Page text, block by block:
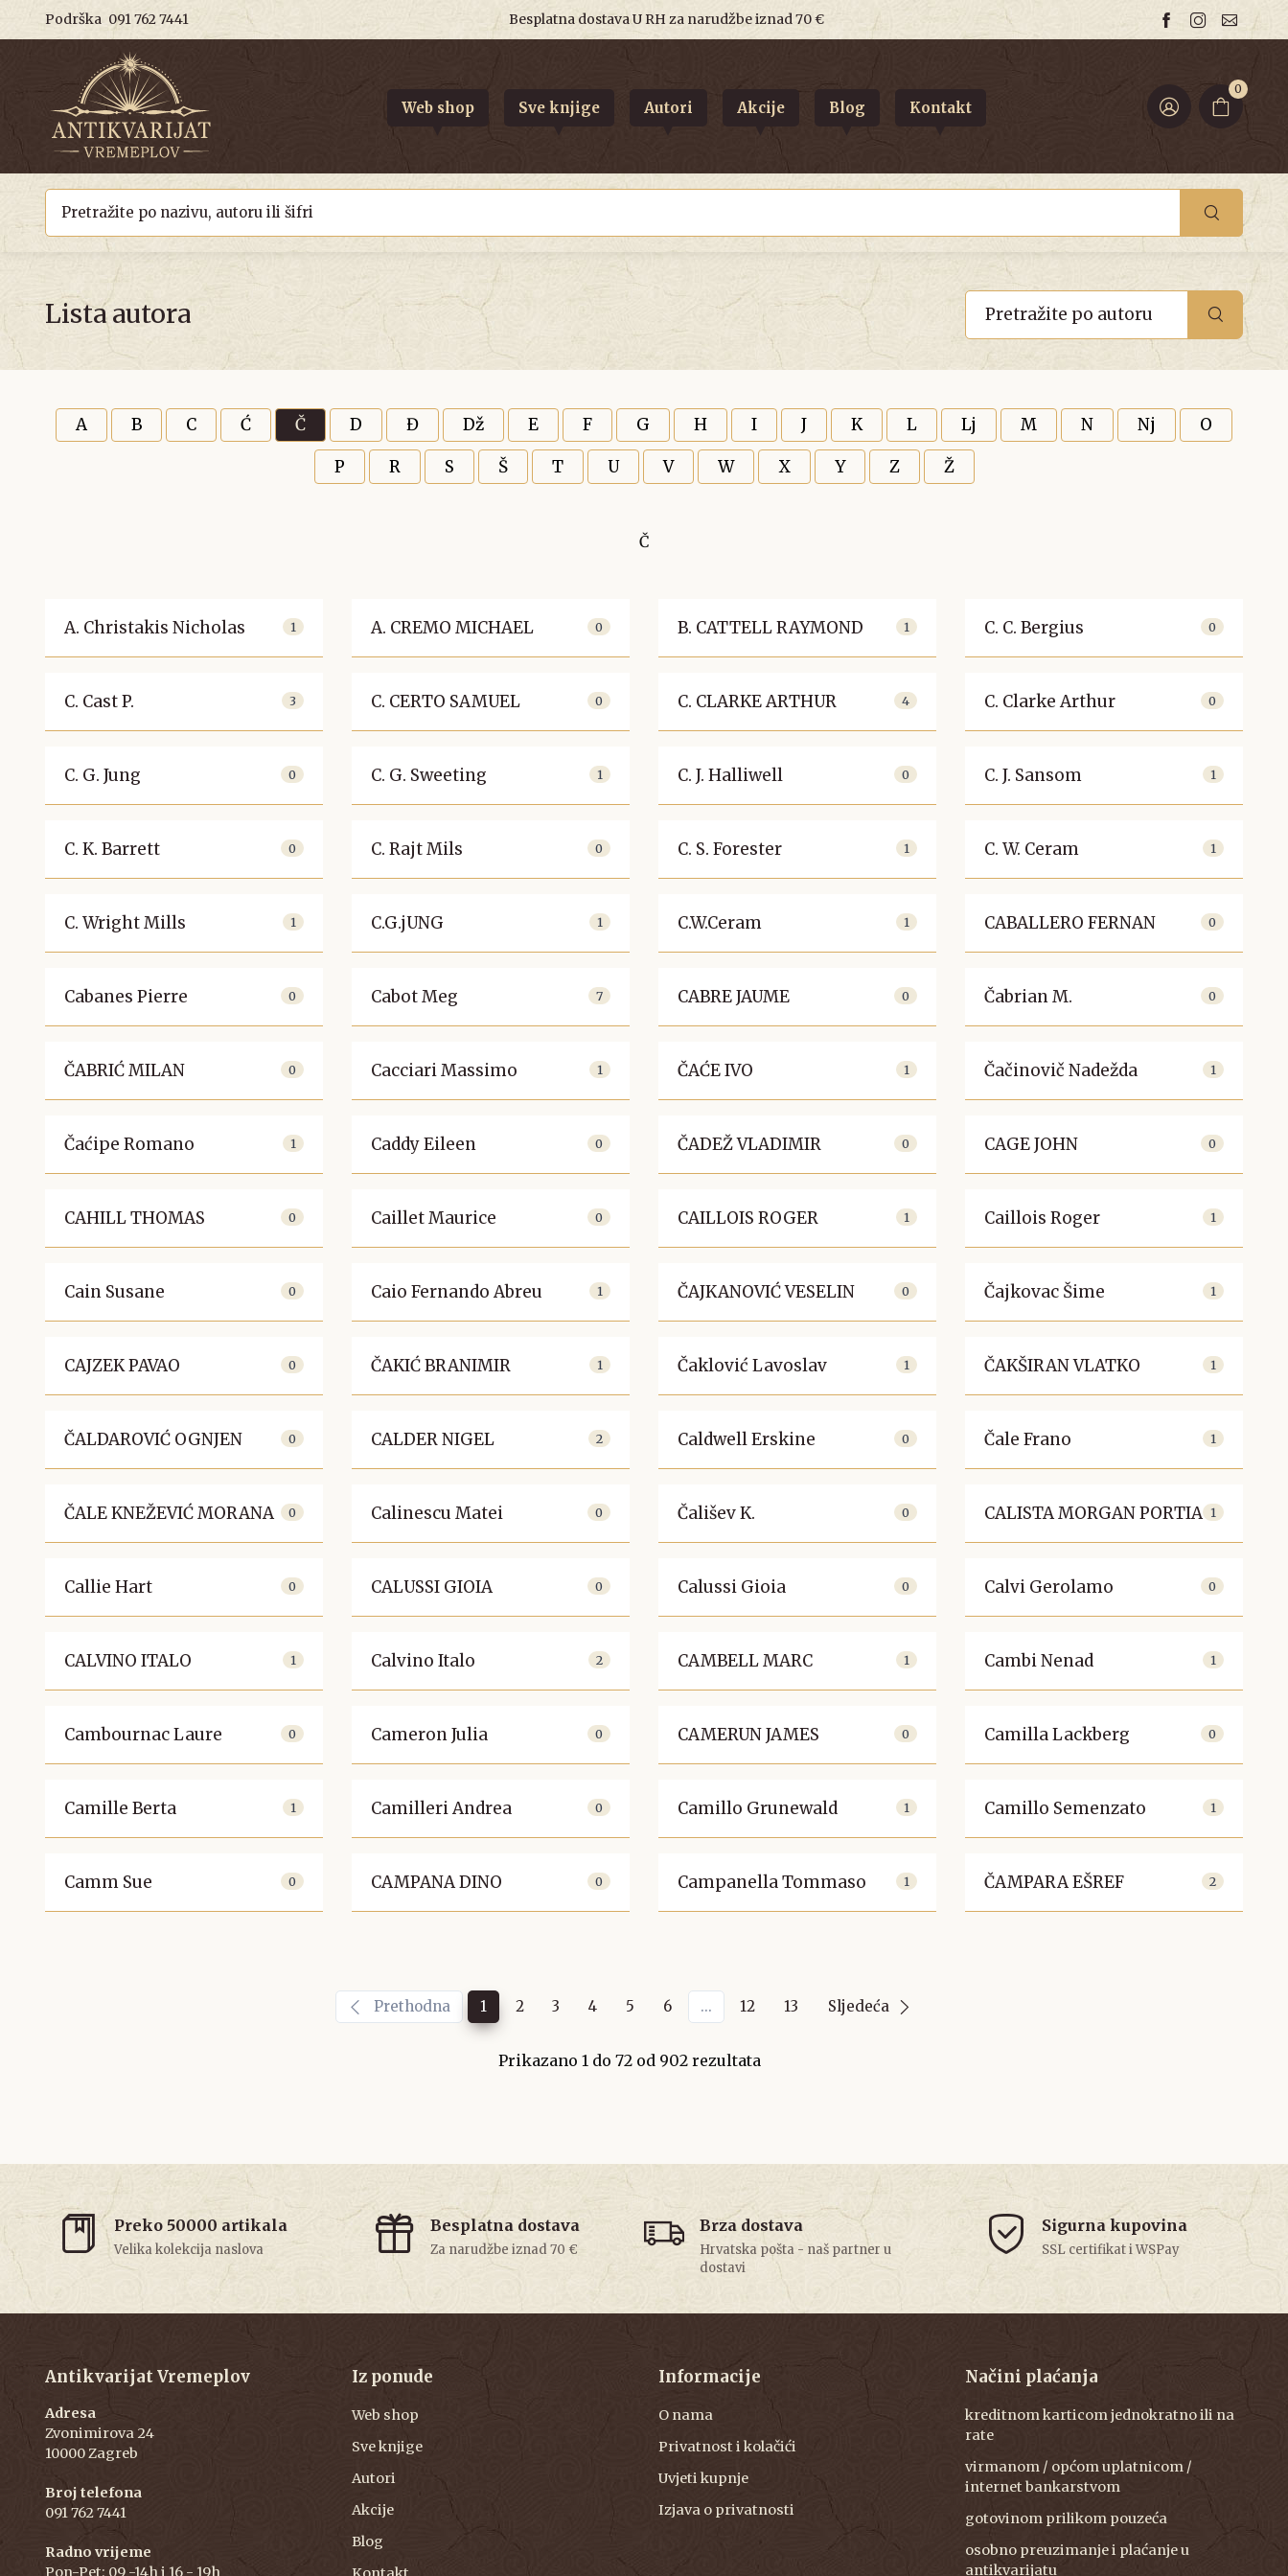
Podrška 091 762 7441 Besplatna dostava U RH za narudžbe iznad 70 €
0
Web shop Sve knjige Autori Akcije Blog Kontakt
Lista autora
A B C Ć Č D Đ Dž E F G H I J K L Lj M N Nj
O
P
R S Š T U V W X Y Z Ž
Č
A. Christakis Nicholas 1 A. CREMO MICHAEL 0 B. CATTELL RAYMOND 1 C. C. Bergius 0
C. Cast P. 3 C. CERTO SAMUEL 0 C. CLARKE ARTHUR 4 C. Clarke Arthur 0
C. G. Jung 0 C. G. Sweeting 1 C. J. Halliwell 0 C. J. Sansom 1
C. K. Barrett 0 C. Rajt Mils 0 C. S. Forester 1 C. W. Ceram 1
C. Wright Mills 1 C.G.jUNG 1 C.W.Ceram 1 CABALLERO FERNAN 0
Cabanes Pierre 0 Cabot Meg 7 CABRE JAUME 0 Čabrian M. 0
ČABRIĆ MILAN 0 Cacciari Massimo 1 ČAĆE IVO 1 Čačinovič Nadežda 1
Čaćipe Romano 1 Caddy Eileen 0 ČADEŽ VLADIMIR 0 CAGE JOHN 0
CAHILL THOMAS 0 Caillet Maurice 0 CAILLOIS ROGER 1 Caillois Roger 1
Cain Susane 0 Caio Fernando Abreu 1 ČAJKANOVIĆ VESELIN 0 Čajkovac Šime 1
CAJZEK PAVAO 0 ČAKIĆ BRANIMIR 1 Čaklović Lavoslav 1 ČAKŠIRAN VLATKO 1
ČALDAROVIĆ OGNJEN 0 CALDER NIGEL 2 Caldwell Erskine 0 Čale Frano 1
ČALE KNEŽEVIĆ MORANA 0 Calinescu Matei 0 Čališev K. 0 CALISTA MORGAN PORTIA 1
Callie Hart 0 CALUSSI GIOIA 0 Calussi Gioia 0 Calvi Gerolamo 0
CALVINO ITALO 1 Calvino Italo 2 CAMBELL MARC 1 Cambi Nenad 1
Cambournac Laure 0 Cameron Julia 0 CAMERUN JAMES 0 Camilla Lackberg 0
Camille Berta 1 Camilleri Andrea 0 Camillo Grunewald 1 Camillo Semenzato 1
Camm Sue 0 CAMPANA DINO 0 Campanella Tommaso 1 ČAMPARA EŠREF 2
Prethodna 1 2 3 4 5 6 ... 12 13 Sljedeća
Prikazano 1 do 72 od 902 rezultata
Preko 50000 artikala
Velika kolekcija naslova
Besplatna dostava
Za narudžbe iznad 70 €
Brza dostava
Hrvatska pošta - naš partner u
dostavi
Sigurna kupovina
SSL certifikat i WSPay
Antikvarijat Vremeplov
Adresa
Zvonimirova 24
10000 Zagreb
Broj telefona
091 762 7441
Radno vrijeme
Pon-Pet: 09 -14h i 16 - 19h
Iz ponude
Web shop
Sve knjige
Autori
Akcije
Blog
Informacije
O nama
Privatnost i kolačići
Uvjeti kupnje
Izjava o privatnosti
Načini plaćanja
kreditnom karticom jednokratno ili na
rate
virmanom / općom uplatnicom /
internet bankarstvom
gotovinom prilikom pouzeća
osobno preuzimanje i plaćanje u
antikvarijatu